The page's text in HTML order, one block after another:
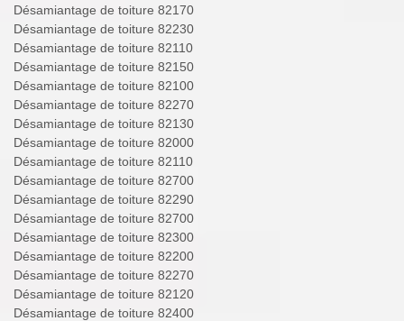
Désamiantage de toiture 82170
Désamiantage de toiture 82230
Désamiantage de toiture 82110
Désamiantage de toiture 82150
Désamiantage de toiture 82100
Désamiantage de toiture 82270
Désamiantage de toiture 82130
Désamiantage de toiture 82000
Désamiantage de toiture 82110
Désamiantage de toiture 82700
Désamiantage de toiture 82290
Désamiantage de toiture 82700
Désamiantage de toiture 82300
Désamiantage de toiture 82200
Désamiantage de toiture 82270
Désamiantage de toiture 82120
Désamiantage de toiture 82400